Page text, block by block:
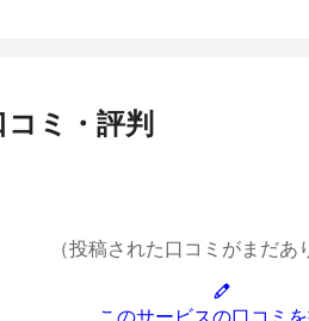
コミ・評判
（投稿された口コミがまだあ